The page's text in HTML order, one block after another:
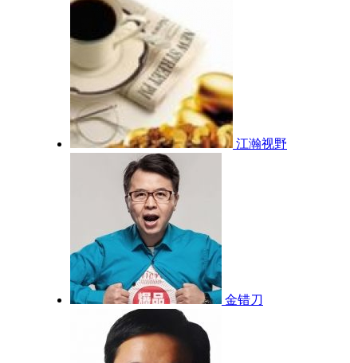
江瀚视野
金错刀